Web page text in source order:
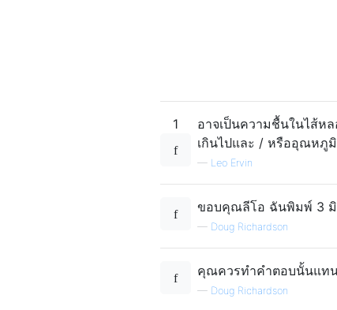
1
อาจเป็นความชื้นในไส้ห
เกินไปและ / หรืออุณหภูมิ
— Leo Ervin
ขอบคุณลีโอ ฉันพิมพ์ 3 มิ
— Doug Richardson
คุณควรทำคำตอบนั้นแท
— Doug Richardson